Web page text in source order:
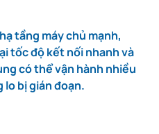
tầng máy chủ mạnh,
tốc độ kết nối nhanh và
có thể vận hành nhiều
lo bị gián đoạn.